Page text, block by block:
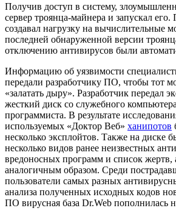
Получив доступ в систему,
сервер троянца-майнера и запускал
создавал нагрузку на вычислительные
последней обнаруженной версии
отключению антивирусов были
Информацию об уязвимости
передали разработчику ПО, чтобы тот
«залатать дыру». Разработчик передал
жесткий диск со служебного
программиста. В результате
используемых «Доктор Веб» ханипотов
несколько эксплойтов. Также на диске
несколько видов ранее неизвестных
вредоносных программ и список жертв,
аналогичным образом. Среди
пользователи самых разных
анализа полученных исходных кодов
ПО вирусная база Dr.Web пополнилась